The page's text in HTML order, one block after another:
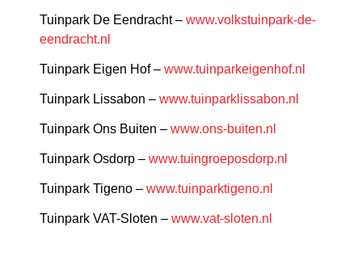
Tuinpark De Eendracht –www.volkstuinpark-de-
eendracht.nl
Tuinpark Eigen Hof –www.tuinparkeigenhof.nl
Tuinpark Lissabon –www.tuinparklissabon.nl
Tuinpark Ons Buiten –www.ons-buiten.nl
Tuinpark Osdorp –www.tuingroeposdorp.nl
Tuinpark Tigeno –www.tuinparktigeno.nl
Tuinpark VAT-Sloten –www.vat-sloten.nl